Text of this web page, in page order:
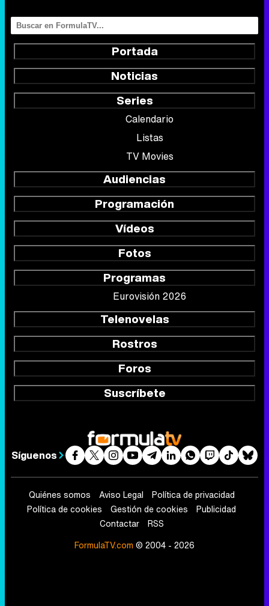
Portada
Noticias
Series
Calendario
Listas
TV Movies
Audiencias
Programación
Vídeos
Fotos
Programas
Eurovisión 2026
Telenovelas
Rostros
Foros
Suscríbete
Síguenos
Quiénes somos Aviso Legal
Política de privacidad
Política de cookies
Gestión de cookies
Publicidad
Contactar
RSS
FormulaTV.com © 2004 - 2026